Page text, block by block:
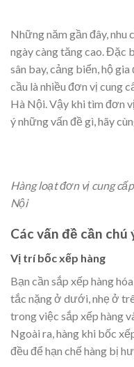
Những năm gần đây, nhu
ngày càng tăng cao. Đặc
sân bay, cảng biển, hộ
cầu là nhiều đơn vị cung
Hà Nội. Vậy khi tìm đơn
ý những vấn đề gì, hãy
Hàng loạt đơn vị cung
Nội
Các vấn đề cần chú
Vị trí bốc xếp hàng
Bạn cần sắp xếp hàng
tắc nặng ở dưới, nhẹ ở
trong việc sắp xếp hàng
Ngoài ra, hàng khi bốc
đều để hạn chế hàng bị